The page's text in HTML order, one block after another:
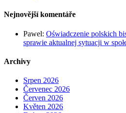
Nejnovější komentáře
Pawel: Oświadczenie polskich
sprawie aktualnej sytuacji w
Archivy
Srpen 2026
Červenec 2026
Červen 2026
Květen 2026